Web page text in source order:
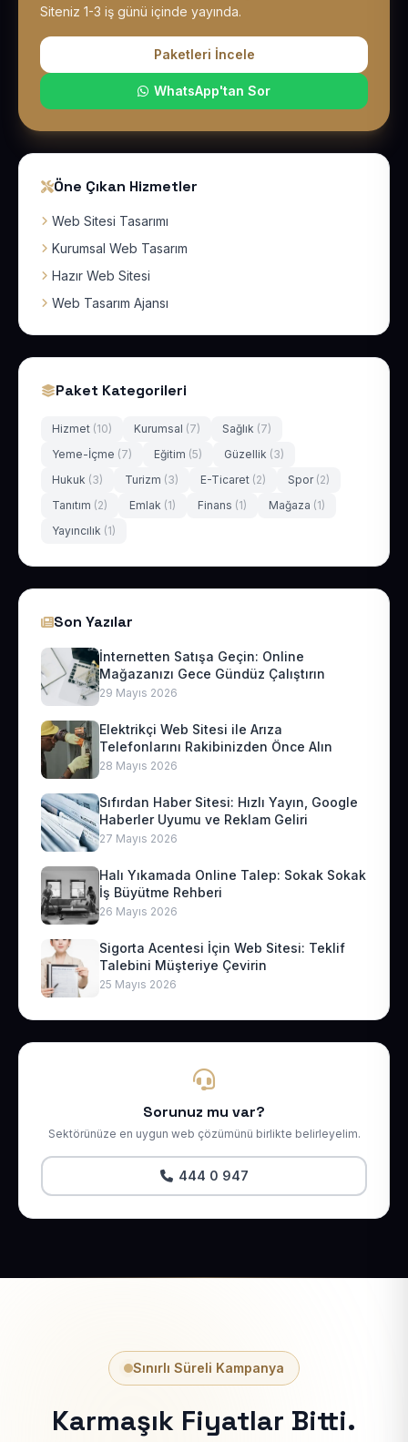
Siteniz 1-3 iş günü içinde yayında.
Paketleri İncele
WhatsApp'tan Sor
Öne Çıkan Hizmetler
Web Sitesi Tasarımı
Kurumsal Web Tasarım
Hazır Web Sitesi
Web Tasarım Ajansı
Paket Kategorileri
Hizmet (10) Kurumsal (7) Sağlık (7)
Yeme-İçme (7) Eğitim (5) Güzellik (3)
Hukuk (3) Turizm (3) E-Ticaret (2) Spor (2)
Tanıtım (2) Emlak (1) Finans (1) Mağaza (1)
Yayıncılık (1)
Son Yazılar
İnternetten Satışa Geçin: Online
Mağazanızı Gece Gündüz Çalıştırın
29 Mayıs 2026
Elektrikçi Web Sitesi ile Arıza
Telefonlarını Rakibinizden Önce Alın
28 Mayıs 2026
Sıfırdan Haber Sitesi: Hızlı Yayın, Google
Haberler Uyumu ve Reklam Geliri
27 Mayıs 2026
Halı Yıkamada Online Talep: Sokak Sokak
İş Büyütme Rehberi
26 Mayıs 2026
Sigorta Acentesi İçin Web Sitesi: Teklif
Talebini Müşteriye Çevirin
25 Mayıs 2026
Sorunuz mu var?
Sektörünüze en uygun web çözümünü birlikte belirleyelim.
444 0 947
Sınırlı Süreli Kampanya
Karmaşık Fiyatlar Bitti.